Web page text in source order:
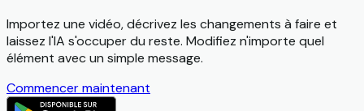
Importez une vidéo, décrivez les changements à faire et
laissez l'IA s'occuper du reste. Modifiez n'importe quel
élément avec un simple message.
Commencer maintenant